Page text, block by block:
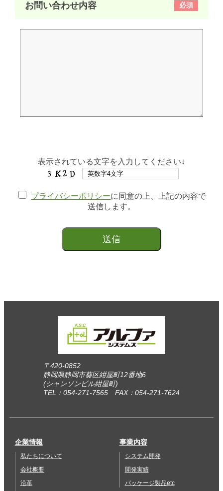
お問い合わせ内容 必須
表示されている文字を入力してください↓
プライバシーポリシーに同意の上、上記の内容で
送信します。
〒420-0852
静岡県静岡市葵区紺屋町12番地6
(シャンソンビル紺屋町)
TEL：054-271-7565 FAX：054-271-7624
企業情報
私たちについて
会社概要
沿革
事業内容
システム開発
開発実績
パッケージ製品etc